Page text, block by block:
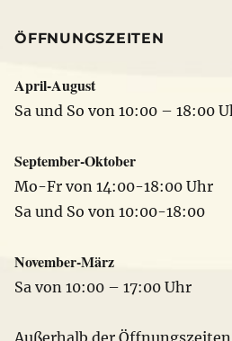
ÖFFNUNGSZEITEN
April-August
Sa und So von 10:00 – 18:00
September-Oktober
Mo-Fr von 14:00-18:00 Uhr
Sa und So von 10:00-18:00
November-März
Sa von 10:00 – 17:00 Uhr
Außerhalb der